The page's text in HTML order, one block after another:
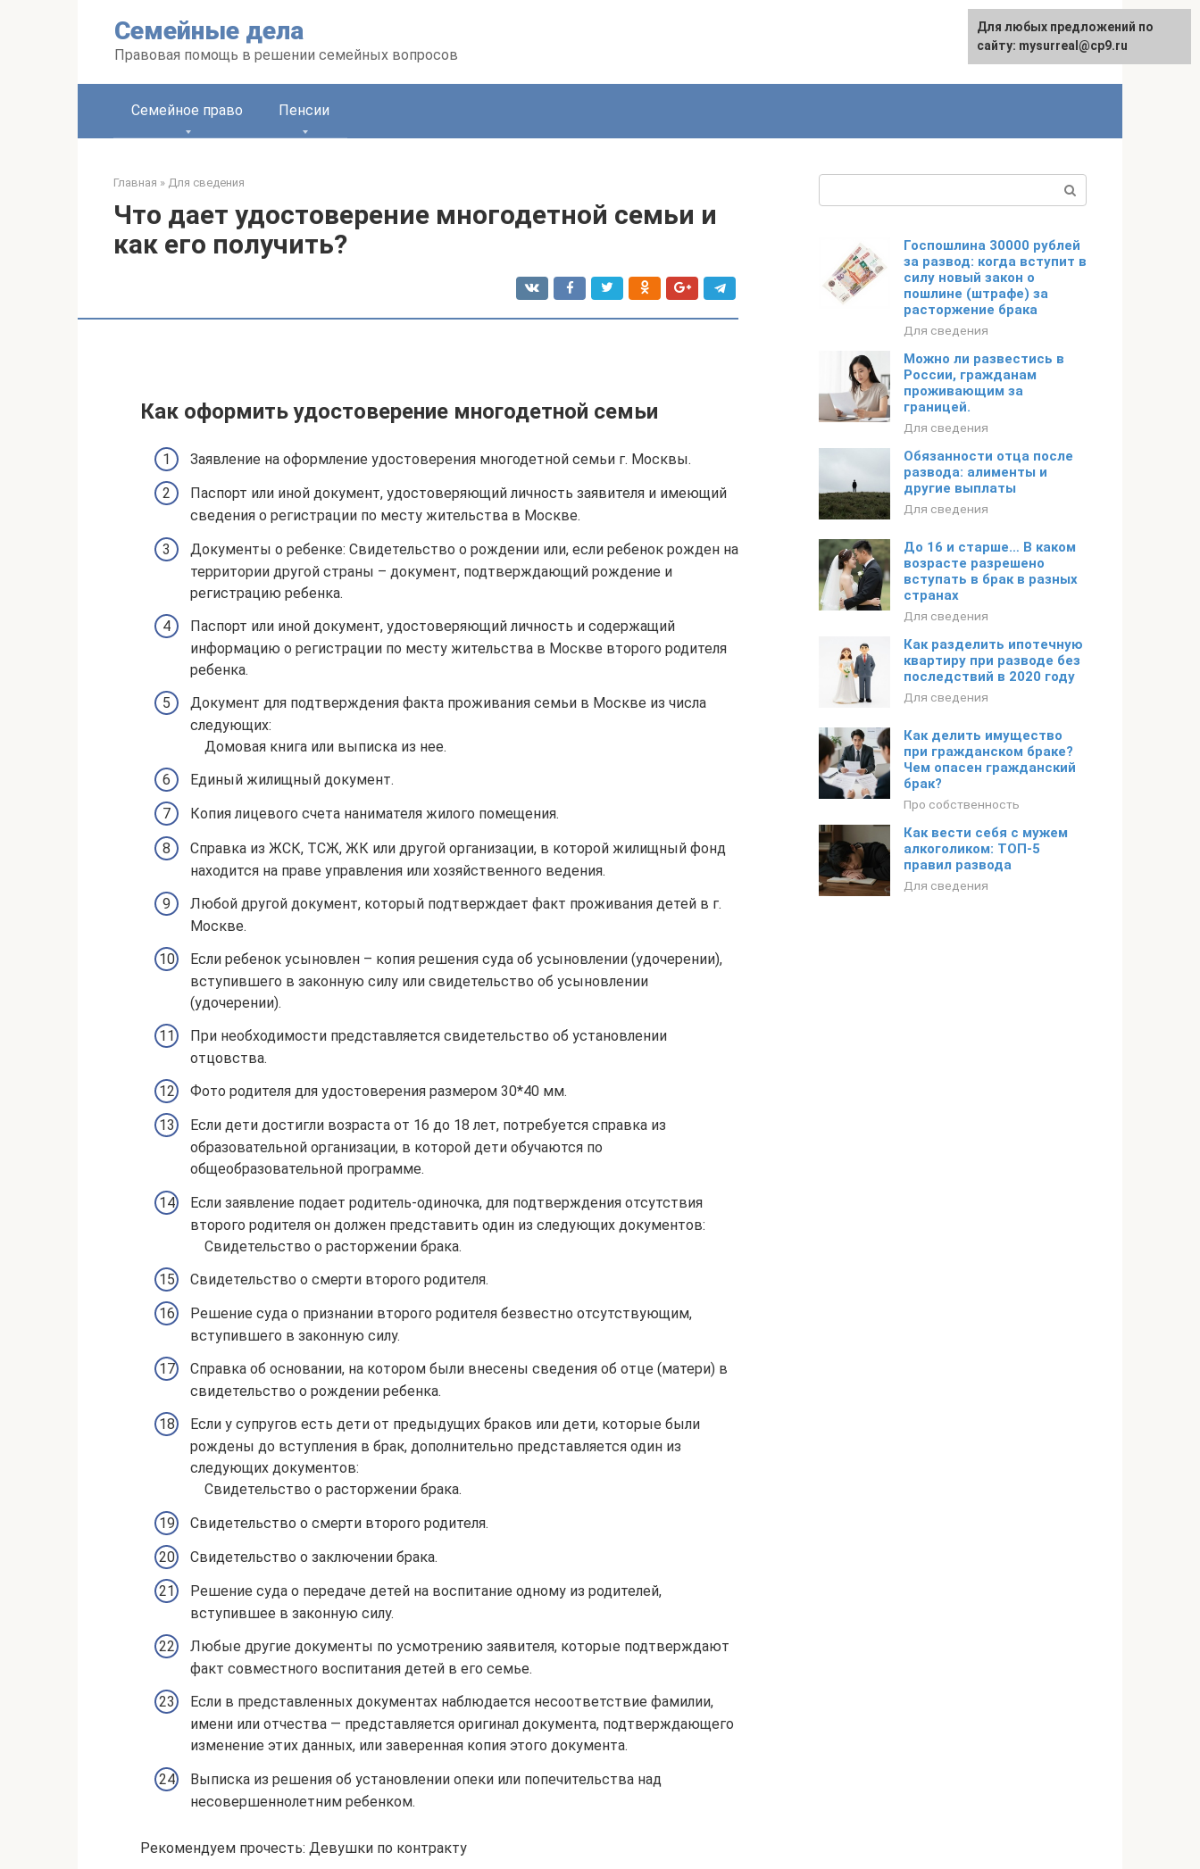
Семейные дела
Правовая помощь в решении семейных вопросов
Семейное право Пенсии
Главная » Для сведения
Что дает удостоверение многодетной семьи и
как его получить?
Как оформить удостоверение многодетной семьи
Заявление на оформление удостоверения многодетной семьи г. Москвы.
Паспорт или иной документ, удостоверяющий личность заявителя и имеющий
сведения о регистрации по месту жительства в Москве.
Документы о ребенке: Свидетельство о рождении или, если ребенок рожден на
территории другой страны – документ, подтверждающий рождение и
регистрацию ребенка.
Паспорт или иной документ, удостоверяющий личность и содержащий
информацию о регистрации по месту жительства в Москве второго родителя
ребенка.
Документ для подтверждения факта проживания семьи в Москве из числа
следующих:
Домовая книга или выписка из нее.
Единый жилищный документ.
Копия лицевого счета нанимателя жилого помещения.
Справка из ЖСК, ТСЖ, ЖК или другой организации, в которой жилищный фонд
находится на праве управления или хозяйственного ведения.
Любой другой документ, который подтверждает факт проживания детей в г.
Москве.
Если ребенок усыновлен – копия решения суда об усыновлении (удочерении),
вступившего в законную силу или свидетельство об усыновлении
(удочерении).
При необходимости представляется свидетельство об установлении
отцовства.
Фото родителя для удостоверения размером 30*40 мм.
Если дети достигли возраста от 16 до 18 лет, потребуется справка из
образовательной организации, в которой дети обучаются по
общеобразовательной программе.
Если заявление подает родитель-одиночка, для подтверждения отсутствия
второго родителя он должен представить один из следующих документов:
Свидетельство о расторжении брака.
Свидетельство о смерти второго родителя.
Решение суда о признании второго родителя безвестно отсутствующим,
вступившего в законную силу.
Справка об основании, на котором были внесены сведения об отце (матери) в
свидетельство о рождении ребенка.
Если у супругов есть дети от предыдущих браков или дети, которые были
рождены до вступления в брак, дополнительно представляется один из
следующих документов:
Свидетельство о расторжении брака.
Свидетельство о смерти второго родителя.
Свидетельство о заключении брака.
Решение суда о передаче детей на воспитание одному из родителей,
вступившее в законную силу.
Любые другие документы по усмотрению заявителя, которые подтверждают
факт совместного воспитания детей в его семье.
Если в представленных документах наблюдается несоответствие фамилии,
имени или отчества — представляется оригинал документа, подтверждающего
изменение этих данных, или заверенная копия этого документа.
Выписка из решения об установлении опеки или попечительства над
несовершеннолетним ребенком.
Рекомендуем прочесть: Девушки по контракту
Госпошлина 30000 рублей
за развод: когда вступит в
силу новый закон о
пошлине (штрафе) за
расторжение брака
Для сведения
Можно ли развестись в
России, гражданам
проживающим за
границей.
Для сведения
Обязанности отца после
развода: алименты и
другие выплаты
Для сведения
До 16 и старше… В каком
возрасте разрешено
вступать в брак в разных
странах
Для сведения
Как разделить ипотечную
квартиру при разводе без
последствий в 2020 году
Для сведения
Как делить имущество
при гражданском браке?
Чем опасен гражданский
брак?
Про собственность
Как вести себя с мужем
алкоголиком: ТОП-5
правил развода
Для сведения
Для любых предложений по
сайту: mysurreal@cp9.ru